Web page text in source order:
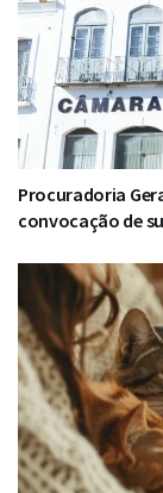
Procuradoria
convocação de